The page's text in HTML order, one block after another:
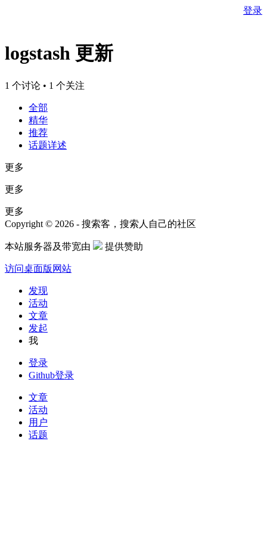
登录
logstash 更新
1 个讨论 • 1 个关注
全部
精华
推荐
话题详述
更多
更多
更多
Copyright © 2026 - 搜索客，搜索人自己的社区
本站服务器及带宽由 提供赞助
访问桌面版网站
发现
活动
文章
发起
我
登录
Github登录
文章
活动
用户
话题